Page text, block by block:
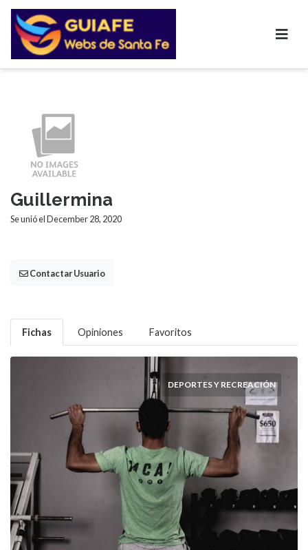
Guillermina
Se unió el December 28, 2020
Contactar Usuario
Fichas Opiniones Favoritos
DEPORTES Y RECREACIÓN